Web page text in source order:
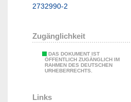
2732990-2
Zugänglichkeit
DAS DOKUMENT IST
ÖFFENTLICH ZUGÄNGLICH IM
RAHMEN DES DEUTSCHEN
URHEBERRECHTS.
Links